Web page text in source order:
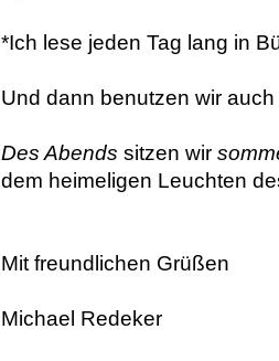
*Ich lese jeden Tag lang in
Und dann benutzen wir
Des Abends sitzen wir
dem heimeligen Leuchten
Mit freundlichen Grüßen
Michael Redeker